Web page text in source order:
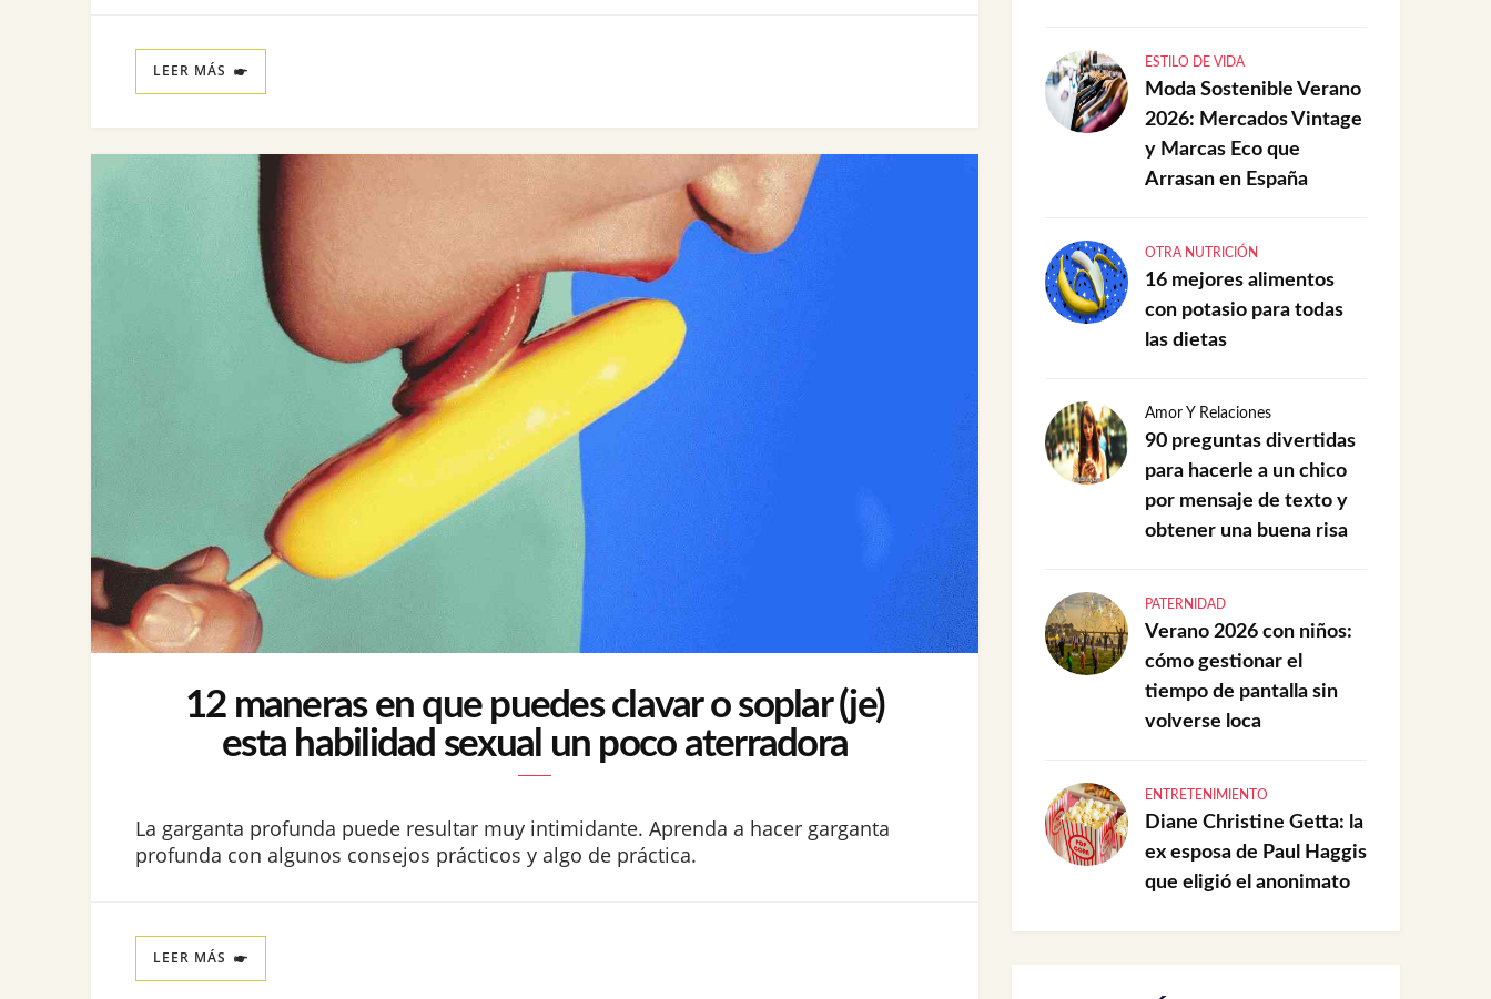
LEER MÁS
12 maneras en que puedes clavar o soplar (je)
esta habilidad sexual un poco aterradora
La garganta profunda puede resultar muy intimidante. Aprenda a hacer garganta
profunda con algunos consejos prácticos y algo de práctica.
LEER MÁS
ESTILO DE VIDA
Moda Sostenible Verano
2026: Mercados Vintage
y Marcas Eco que
Arrasan en España
OTRA NUTRICIÓN
16 mejores alimentos
con potasio para todas
las dietas
Amor Y Relaciones
90 preguntas divertidas
para hacerle a un chico
por mensaje de texto y
obtener una buena risa
PATERNIDAD
Verano 2026 con niños:
cómo gestionar el
tiempo de pantalla sin
volverse loca
ENTRETENIMIENTO
Diane Christine Getta: la
ex esposa de Paul Haggis
que eligió el anonimato